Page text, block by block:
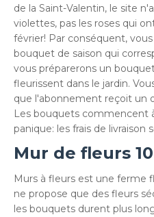
de la Saint-Valentin, le site
violettes, pas les roses qui
février! Par conséquent,
bouquet de saison qui
vous préparerons un
fleurissent dans le jardin.
que l'abonnement reçoit un
Les bouquets commencent
panique: les frais de livraison
Mur de fleurs
Murs à fleurs est une ferme
ne propose que des fleurs
les bouquets durent plus